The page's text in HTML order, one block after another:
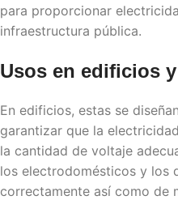
para proporcionar
infraestructura pública.
Usos en edificios
En edificios, estas se
garantizar que la
la cantidad de voltaje
los electrodomésticos y los
correctamente así como de